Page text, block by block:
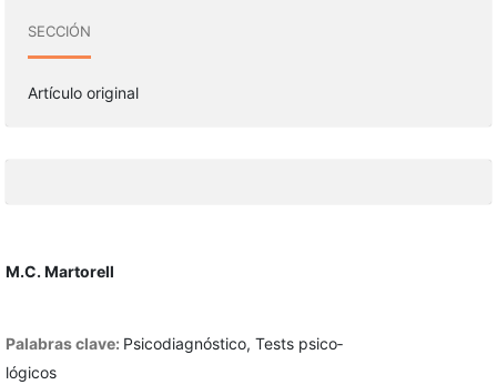
SECCIÓN
Artículo original
M.C. Martorell
Palabras clave: Psicodiagnóstico, Tests psico­
lógicos